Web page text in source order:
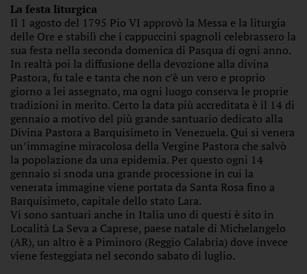
La festa liturgica
Il 1 agosto del 1795 Pio VI approvò la Messa e la liturgia
delle Ore e stabilì che i cappuccini spagnoli celebrassero la
sua festa nella seconda domenica di Pasqua di ogni anno.
In realtà poi la diffusione della devozione alla divina
Pastora, fu tale e tanta che non c’è un vero e proprio
giorno a lei assegnato, ma ogni luogo conserva le proprie
tradizioni in merito. Certo la data più accreditata è il 14 di
gennaio a motivo del più grande santuario dedicato alla
Divina Pastora a Barquisimeto in Venezuela. Qui si venera
un’immagine miracolosa della Vergine Pastora che salvò
la popolazione da una epidemia. Per questo ogni 14
gennaio si snoda una grande processione in cui la
venerata immagine viene portata da Santa Rosa fino a
Barquisimeto, capitale dello stato Lara.
Vi sono santuari anche in Italia uno di questi è sito in
Località La Seva a Caprese, paese natale di Michelangelo
(AR), un altro è a Piminoro (Reggio Calabria) dove invece
viene festeggiata nel secondo sabato di luglio.